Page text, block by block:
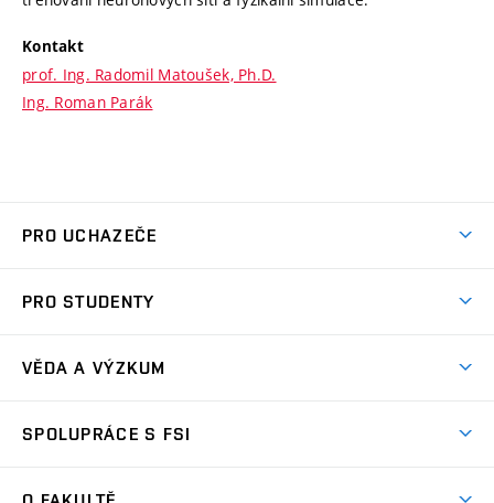
Kontakt
prof. Ing. Radomil Matoušek, Ph.D.
Ing. Roman Parák
PRO UCHAZEČE
Ambasadoři studia
Zápisy
PRO STUDENTY
Studijní předpisy
VĚDA A VÝZKUM
Oblasti výzkumu
SPOLUPRÁCE S FSI